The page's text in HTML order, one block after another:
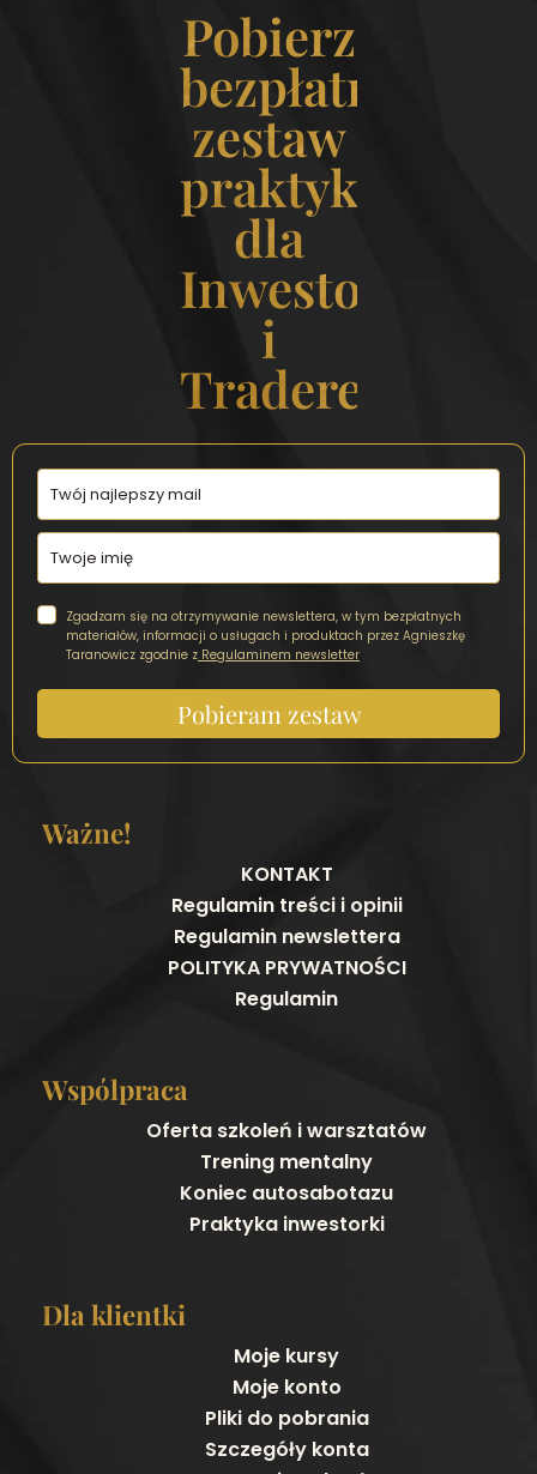
Pobierz
bezpłatny
zestaw
praktyk
dla
Inwestorek
i
Traderek
Zgadzam się na otrzymywanie newslettera, w tym bezpłatnych
materiałów, informacji o usługach i produktach przez Agnieszkę
Taranowicz zgodnie z Regulaminem newsletter
Pobieram zestaw
Ważne!
KONTAKT
Regulamin treści i opinii
Regulamin newslettera
POLITYKA PRYWATNOŚCI
Regulamin
Wspólpraca
Oferta szkoleń i warsztatów
Trening mentalny
Koniec autosabotazu
Praktyka inwestorki
Dla klientki
Moje kursy
Moje konto
Pliki do pobrania
Szczegóły konta